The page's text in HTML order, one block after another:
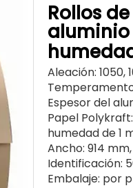
Rollos
Aleación: 1050,
Espesor del
Papel
humedad de 1
Ancho: 914
Identificación:
Embalaje: por